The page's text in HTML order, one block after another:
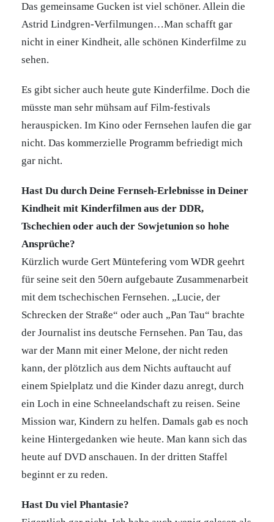
Das gemeinsame Gucken ist viel schöner. Allein die
Astrid Lindgren-Verfilmungen…Man schafft gar
nicht in einer Kindheit, alle schönen Kinderfilme zu
sehen.
Es gibt sicher auch heute gute Kinderfilme. Doch die
müsste man sehr mühsam auf Film-festivals
herauspicken. Im Kino oder Fernsehen laufen die gar
nicht. Das kommerzielle Programm befriedigt mich
gar nicht.
Hast Du durch Deine Fernseh-Erlebnisse in Deiner
Kindheit mit Kinderfilmen aus der DDR,
Tschechien oder auch der Sowjetunion so hohe
Ansprüche?
Kürzlich wurde Gert Müntefering vom WDR geehrt
für seine seit den 50ern aufgebaute Zusammenarbeit
mit dem tschechischen Fernsehen. „Lucie, der
Schrecken der Straße“ oder auch „Pan Tau“ brachte
der Journalist ins deutsche Fernsehen. Pan Tau, das
war der Mann mit einer Melone, der nicht reden
kann, der plötzlich aus dem Nichts auftaucht auf
einem Spielplatz und die Kinder dazu anregt, durch
ein Loch in eine Schneelandschaft zu reisen. Seine
Mission war, Kindern zu helfen. Damals gab es noch
keine Hintergedanken wie heute. Man kann sich das
heute auf DVD anschauen. In der dritten Staffel
beginnt er zu reden.
Hast Du viel Phantasie?